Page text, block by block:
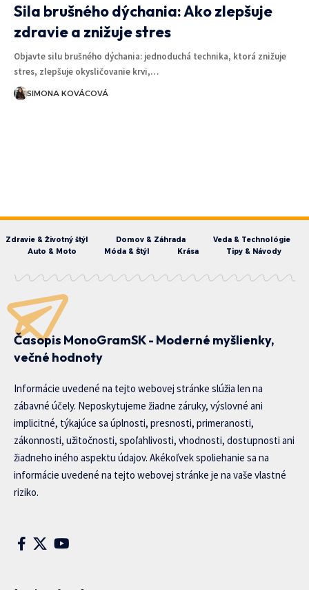
Sila brušného dýchania: Ako zlepšuje
zdravie a znižuje stres
Objavte silu brušného dýchania: jednoduchá technika, ktorá znižuje
stres, zlepšuje okysličovanie krvi,…
SIMONA KOVÁCOVÁ
Zdravie & Životný štýl Domov & Záhrada
Veda & Technológie
Auto & Moto
Móda & Štýl Krása Tipy & Návody
Časopis MonoGramSK - Moderné myšlienky,
večné hodnoty
Informácie uvedené na tejto webovej stránke slúžia len na
zábavné účely. Neposkytujeme žiadne záruky, výslovné ani
implicitné, týkajúce sa úplnosti, presnosti, primeranosti,
zákonnosti, užitočnosti, spoľahlivosti, vhodnosti, dostupnosti ani
žiadneho iného aspektu údajov. Akékoľvek spoliehanie sa na
informácie uvedené na tejto webovej stránke je na vaše vlastné
riziko.